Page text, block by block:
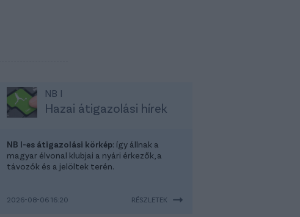
NB I
Hazai átigazolási hírek
NB I-es átigazolási körkép: így állnak a
magyar élvonal klubjai a nyári érkezők, a
távozók és a jelöltek terén.
2026-08-06 16:20 RÉSZLETEK